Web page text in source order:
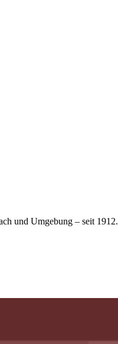
und Umgebung – seit 1912.